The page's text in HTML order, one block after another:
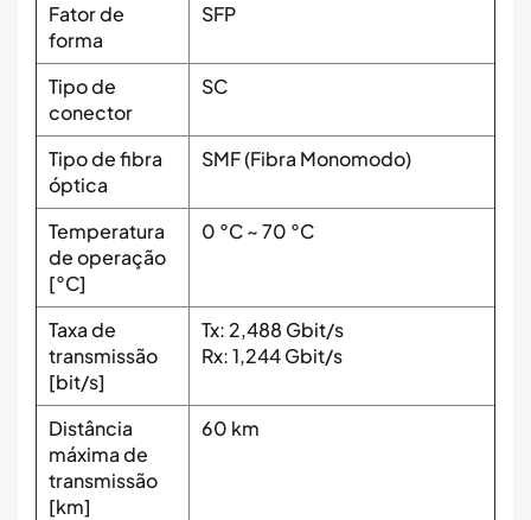
Fator de
forma
SFP
Tipo de
conector
SC
Tipo de fibra
óptica
SMF (Fibra Monomodo)
Temperatura
de operação
[°C]
0 °C ~ 70 °C
Taxa de
transmissão
[bit/s]
Tx: 2,488 Gbit/s
Rx: 1,244 Gbit/s
Distância
máxima de
transmissão
[km]
60 km